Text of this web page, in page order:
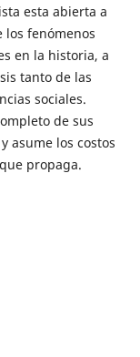
esta abierta a
fenómenos
en la historia, a
tanto de las
sociales.
de sus
asume los costos
propaga.